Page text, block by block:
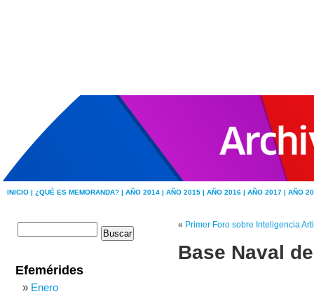
INICIO | ¿QUÉ ES MEMORANDA? | AÑO 2014 | AÑO 2015 | AÑO 2016 | AÑO 2017 | AÑO
« Primer Foro sobre Inteligencia
Base Naval
Efemérides
Enero